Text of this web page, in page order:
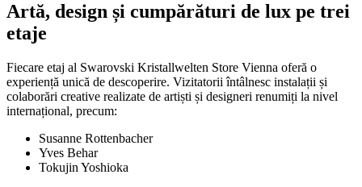
Artă, design și cumpărături de lux pe trei
etaje
Fiecare etaj al Swarovski Kristallwelten Store Vienna oferă o
experiență unică de descoperire. Vizitatorii întâlnesc instalații și
colaborări creative realizate de artiști și designeri renumiți la nivel
internațional, precum:
Susanne Rottenbacher
Yves Behar
Tokujin Yoshioka